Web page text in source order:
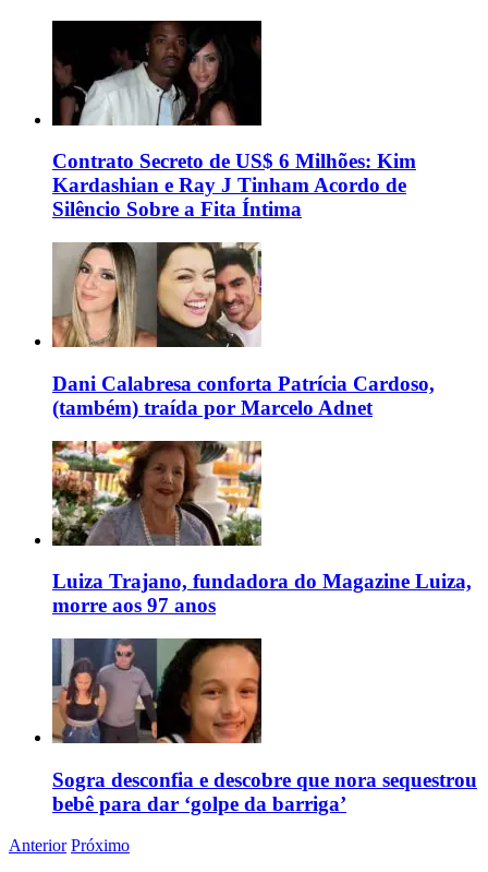
Contrato Secreto de US$ 6 Milhões: Kim
Kardashian e Ray J Tinham Acordo de
Silêncio Sobre a Fita Íntima
Dani Calabresa conforta Patrícia Cardoso,
(também) traída por Marcelo Adnet
Luiza Trajano, fundadora do Magazine Luiza,
morre aos 97 anos
Sogra desconfia e descobre que nora sequestrou
bebê para dar ‘golpe da barriga’
Anterior Próximo